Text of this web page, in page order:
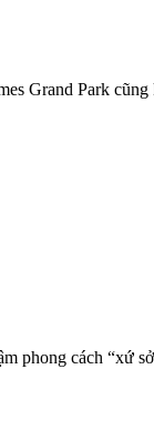
Grand Park cũng
cách “xứ